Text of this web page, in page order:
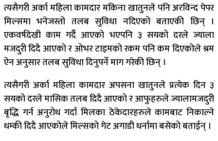
त्यसैगरी अर्का महिला कामदार मकिना खातुनले पनि अरविन्द पेपर
मिल्समा भनेजस्तो तलब सुविधा नदिएको बताएकी छिन् ।
एकवर्षदेखी काम गर्दै आएको भएपनि ३ सयको दरले ज्याला
मजदुरी दिदै आएको र ओभर टाइमको रकम पनि कम दिएकोले श्रम
ऐन अनुसार तलब सुविधा दिनुपर्ने माग गरेकी छिन् ।
त्यसैगरी अर्का महिला कामदार अपसना खातुनले प्रत्येक दिन ३
सयको दरले मासिक तलब दिदै आएको र आफुहरुले ज्यालामजदुरी
बृद्धि गर्न अनुरोध गर्दा मिलका ठेकेदारहरुले कामबाट निकाल्ने
धम्की दिदै आएकोले मिल्सको गेट अगाडी धर्नामा बसेको बताईन् ।